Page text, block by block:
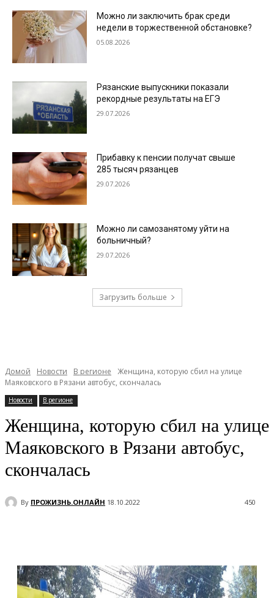
Можно ли заключить брак среди
недели в торжественной обстановке?
05.08.2026
Рязанские выпускники показали
рекордные результаты на ЕГЭ
29.07.2026
Прибавку к пенсии получат свыше
285 тысяч рязанцев
29.07.2026
Можно ли самозанятому уйти на
больничный?
29.07.2026
Загрузить больше